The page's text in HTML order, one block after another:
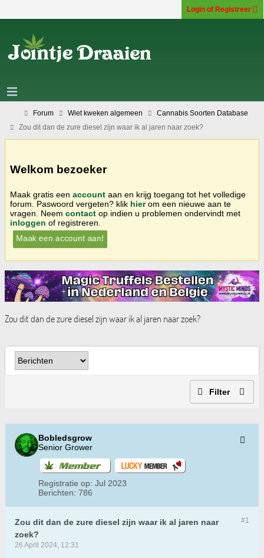
Login of Registreer
Forum Wiet kweken algemeen
Cannabis Soorten Database
Zou dit dan de zure diesel zijn waar ik al jaren naar zoek?
Welkom bezoeker
Maak gratis een account aan en krijg toegang tot het volledige
forum. Paswoord vergeten? klik hierom een nieuwe aan te
vragen. Neem contact op indien u problemen ondervindt met
inloggen of registreren.
Maak een account aan!
Zou dit dan de zure diesel zijn waar ik al jaren naar zoek?
Filter
Bobledsgrow
Senior Grower
Registratie op: Jul 2023
Berichten: 786
#1
Zou dit dan de zure diesel zijn waar ik al jaren naar
zoek?
26 April 2024, 12:31